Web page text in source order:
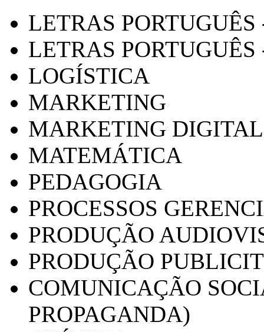
LETRAS
LETRAS PORTUGUÊS
LOGÍSTICA
MARKETING
MARKETING DIGITAL
MATEMÁTICA
PEDAGOGIA
PROCESSOS
PRODUÇÃO
PRODUÇÃO
COMUNICAÇÃO
PROPAGANDA)